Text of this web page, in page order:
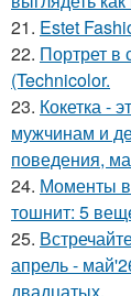
21. Estet
22. Портрет в
(Technicolor.
23. Кокетка -
мужчинам и
поведения,
24. Моменты
тошнит: 5
25.
апрель -
двадцатых.